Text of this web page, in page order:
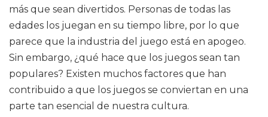
más que sean divertidos. Personas de todas las
edades los juegan en su tiempo libre, por lo que
parece que la industria del juego está en apogeo.
Sin embargo, ¿qué hace que los juegos sean tan
populares? Existen muchos factores que han
contribuido a que los juegos se conviertan en una
parte tan esencial de nuestra cultura.